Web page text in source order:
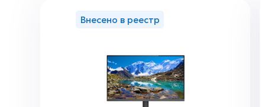
Внесено в реестр